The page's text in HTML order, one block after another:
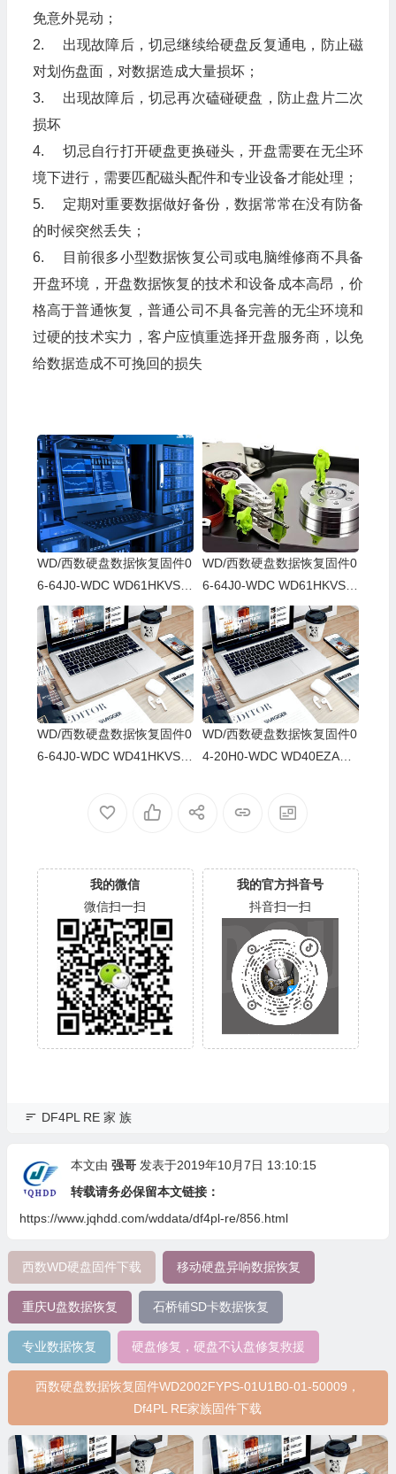
免意外晃动；
2. 出现故障后，切忌继续给硬盘反复通电，防止磁
对划伤盘面，对数据造成大量损坏；
3. 出现故障后，切忌再次磕碰硬盘，防止盘片二次
损坏
4. 切忌自行打开硬盘更换碰头，开盘需要在无尘环
境下进行，需要匹配磁头配件和专业设备才能处理；
5. 定期对重要数据做好备份，数据常常在没有防备
的时候突然丢失；
6. 目前很多小型数据恢复公司或电脑维修商不具备
开盘环境，开盘数据恢复的技术和设备成本高昂，价
格高于普通恢复，普通公司不具备完善的无尘环境和
过硬的技术实力，客户应慎重选择开盘服务商，以免
给数据造成不可挽回的损失
WD/西数硬盘数据恢复固件0
6-64J0-WDC WD61HKVS-7
8AUSY0-80-00A80-WD-WX
52D71DH04K-00060064-27
00
WD/西数硬盘数据恢复固件0
6-64J0-WDC WD61HKVS-7
8AUSY0-80-00A80-WD-WX
22D2143CAS-00060064-27
00
WD/西数硬盘数据恢复固件0
6-64J0-WDC WD41HKVS-7
WD/西数硬盘数据恢复固件0
4-20H0-WDC WD40EZAZ-0
700
我的微信
微信扫一扫
我的官方抖音号
抖音扫一扫
DF4PL RE 家 族
本文由 强哥 发表于2019年10月7日 13:10:15
转载请务必保留本文链接：
https://www.jqhdd.com/wddata/df4pl-re/856.html
西数WD硬盘固件下载 移动硬盘异响数据恢复
重庆U盘数据恢复 石桥铺SD卡数据恢复
专业数据恢复 硬盘修复，硬盘不认盘修复救援
西数硬盘数据恢复固件WD2002FYPS-01U1B0-01-50009，
Df4PL RE家族固件下载